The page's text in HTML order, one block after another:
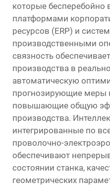
которые бесперебойно
платформами
ресурсов (ERP) и
производственными
связность
производства в
автоматическую
прогнозирующие меры
повышающие общую
производства.
интегрированные по
проволочно-
обеспечивают
состоянии станка,
геометрических